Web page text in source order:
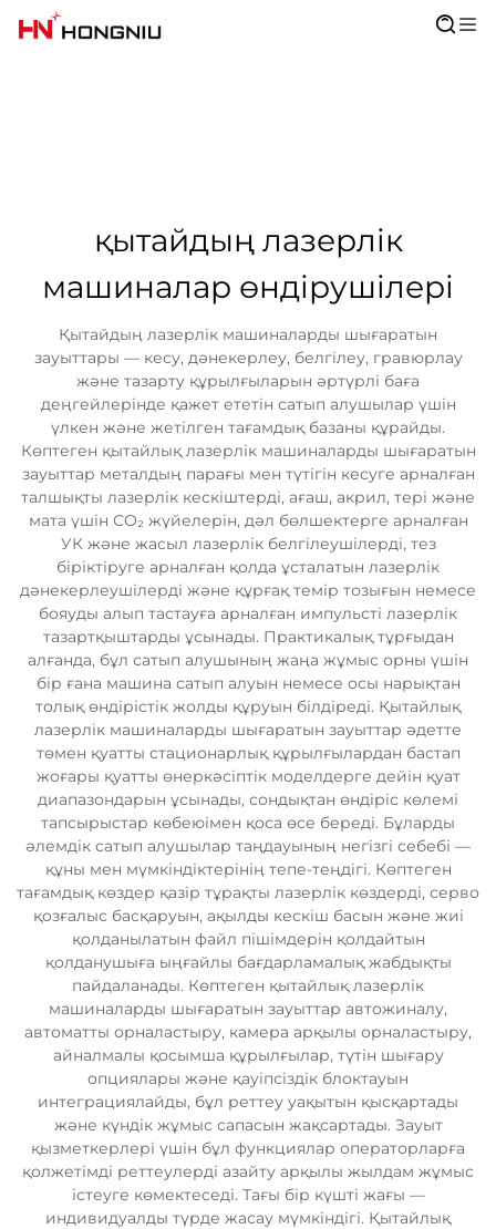
қытайдың лазерлік
машиналар өндірушілері
Қытайдың лазерлік машиналарды шығаратын
зауыттары — кесу, дәнекерлеу, белгілеу, гравюрлау
және тазарту құрылғыларын әртүрлі баға
деңгейлерінде қажет ететін сатып алушылар үшін
үлкен және жетілген тағамдық базаны құрайды.
Көптеген қытайлық лазерлік машиналарды шығаратын
зауыттар металдың парағы мен түтігін кесуге арналған
талшықты лазерлік кескіштерді, ағаш, акрил, тері және
мата үшін CO₂ жүйелерін, дәл бөлшектерге арналған
УК және жасыл лазерлік белгілеушілерді, тез
біріктіруге арналған қолда ұсталатын лазерлік
дәнекерлеушілерді және құрғақ темір тозығын немесе
бояуды алып тастауға арналған импульсті лазерлік
тазартқыштарды ұсынады. Практикалық тұрғыдан
алғанда, бұл сатып алушының жаңа жұмыс орны үшін
бір ғана машина сатып алуын немесе осы нарықтан
толық өндірістік жолды құруын білдіреді. Қытайлық
лазерлік машиналарды шығаратын зауыттар әдетте
төмен қуатты стационарлық құрылғылардан бастап
жоғары қуатты өнеркәсіптік моделдерге дейін қуат
диапазондарын ұсынады, сондықтан өндіріс көлемі
тапсырыстар көбеюімен қоса өсе береді. Бұларды
әлемдік сатып алушылар таңдауының негізгі себебі —
құны мен мүмкіндіктерінің тепе-теңдігі. Көптеген
тағамдық көздер қазір тұрақты лазерлік көздерді, серво
қозғалыс басқаруын, ақылды кескіш басын және жиі
қолданылатын файл пішімдерін қолдайтын
қолданушыға ыңғайлы бағдарламалық жабдықты
пайдаланады. Көптеген қытайлық лазерлік
машиналарды шығаратын зауыттар автожиналу,
автоматты орналастыру, камера арқылы орналастыру,
айналмалы қосымша құрылғылар, түтін шығару
опциялары және қауіпсіздік блоктауын
интеграциялайды, бұл реттеу уақытын қысқартады
және күндік жұмыс сапасын жақсартады. Зауыт
қызметкерлері үшін бұл функциялар операторларға
қолжетімді реттеулерді азайту арқылы жылдам жұмыс
істеуге көмектеседі. Тағы бір күшті жағы —
индивидуалды түрде жасау мүмкіндігі. Қытайлық